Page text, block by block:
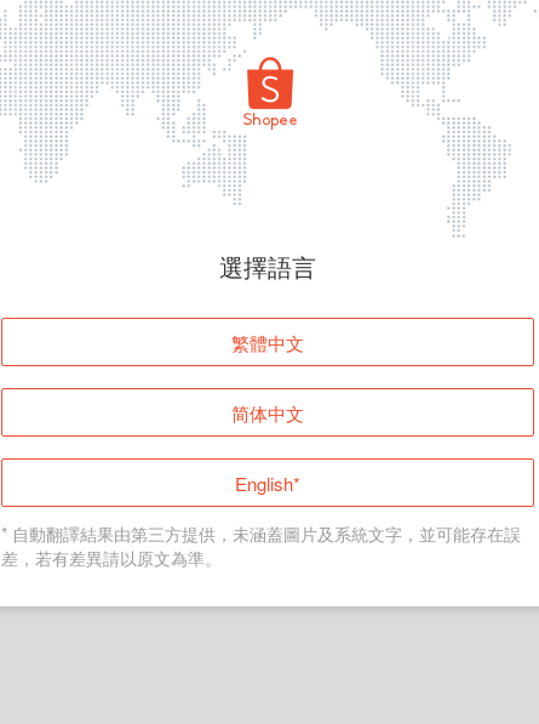
頁面無法顯示
登入
返回首頁
選擇語言
繁體中文
简体中文
English*
* 自動翻譯結果由第三方提供，未涵蓋圖片及系統文字，並可能存在誤
差，若有差異請以原文為準。